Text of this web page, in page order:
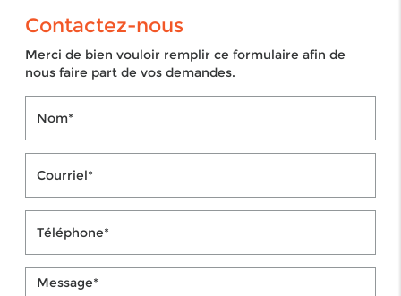
Contactez-nous
Merci de bien vouloir remplir ce formulaire afin de
nous faire part de vos demandes.